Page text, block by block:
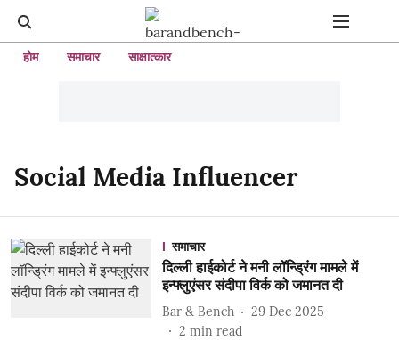
होम समाचार साक्षात्कार
Social Media Influencer
समाचार
दिल्ली हाईकोर्ट ने मनी लॉन्ड्रिंग मामले में
इन्फ्लुएंसर संदीपा विर्क को जमानत दी
Bar & Bench
29 Dec 2025
2 min read